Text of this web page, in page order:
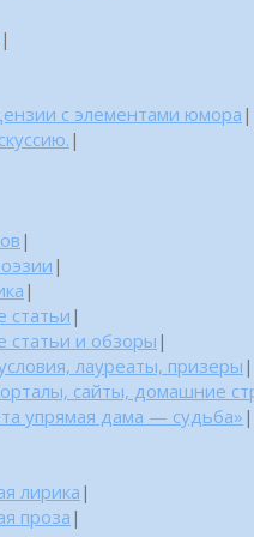
|
с элементами юмора |
|
|
|
|
статьи |
статьи и обзоры |
лауреаты, призеры|
сайты, домашние
упрямая дама — судьба» |
лирика|
проза |